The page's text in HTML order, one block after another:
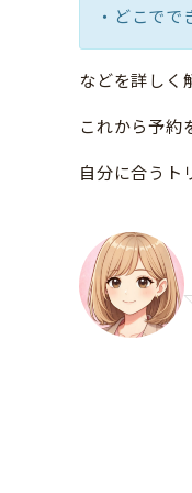
・どこでで
などを詳しく
これから予約
自分に合うト